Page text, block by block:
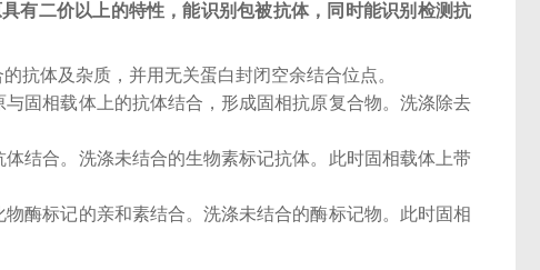
有二价以上的特性，能识别包被抗体，同时能识别检测抗
抗体及杂质，并用无关蛋白封闭空余结合位点。
固相载体上的抗体结合，形成固相抗原复合物。洗涤除去
结合。洗涤未结合的生物素标记抗体。此时固相载体上带
酶标记的亲和素结合。洗涤未结合的酶标记物。此时固相